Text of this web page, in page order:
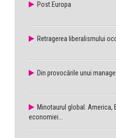
Post Europa
Retragerea liberalismului
Din provocările unui
Minotaurul global. America,
economiei...